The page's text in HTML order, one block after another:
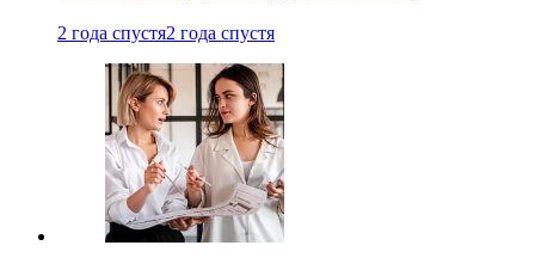
2 года спустя2 года спустя